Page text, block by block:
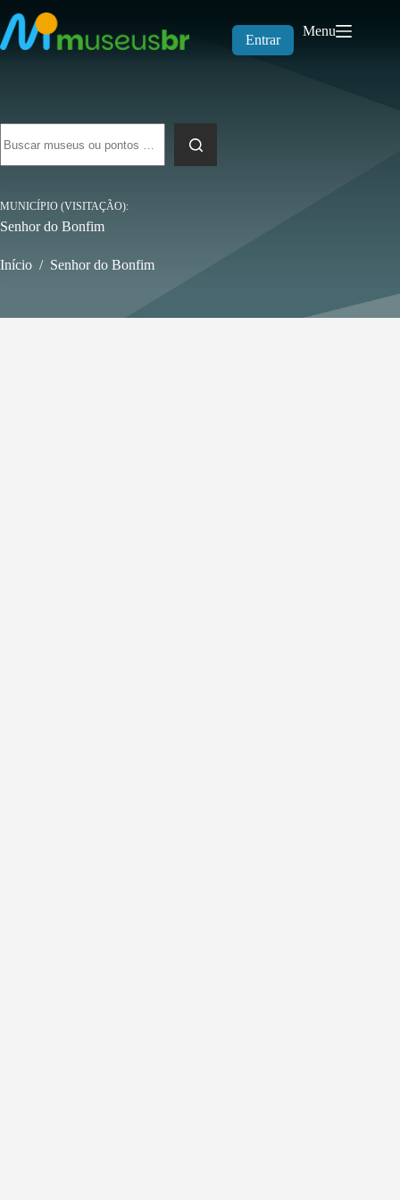
para
o
conteúdo
Entrar
Menu
resultados
MUNICÍPIO (VISITAÇÃO)
Senhor do Bonfim
Início / Senhor do Bonfim